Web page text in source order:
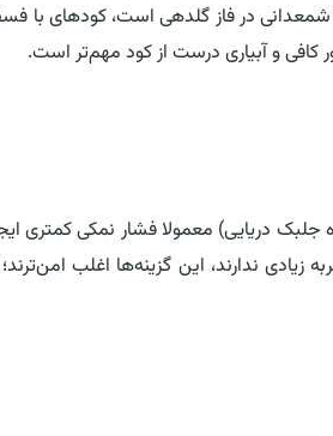
شمعدانی در فاز گلدهی است، کودهای با
کافی و آبیاری درست از کود مهم‌تر است.
دریایی) معمولا فشار نمکی کمتری
ندارند، این گزینه‌ها اغلب